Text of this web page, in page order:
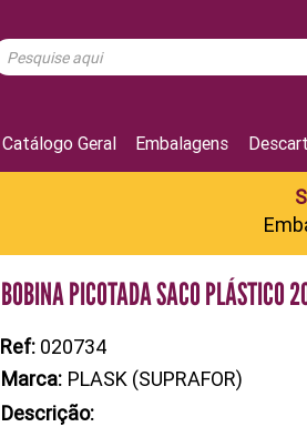
Catálogo Geral Embalagens
BOBINA PICOTADA SACO PLÁSTICO
Ref: 020734
Marca: PLASK (SUPRAFOR)
Descrição: